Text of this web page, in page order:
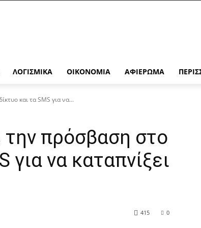
ΛΟΓΙΣΜΙΚΆ ΟΙΚΟΝΟΜΊΑ ΑΦΙΈΡΩΜΑ
και τα SMS για να...
την πρόσβαση στο
για να καταπνίξει
0
415